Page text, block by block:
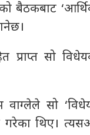
बैठकबाट
प्राप्त सो
वाग्लेले सो
गरेका थिए।